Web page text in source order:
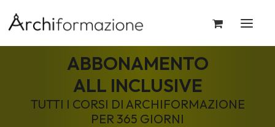
ABBONAMENTO
ALL INCLUSIVE
TUTTI I CORSI DI ARCHIFORMAZIONE
PER 365 GIORNI